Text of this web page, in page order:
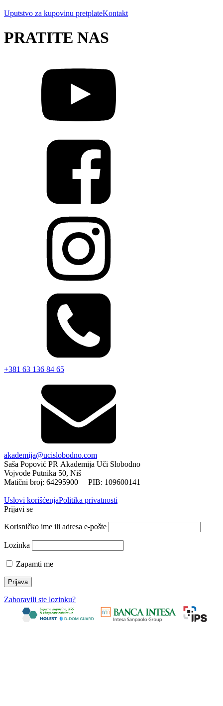
Uputstvo za kupovinu pretplateKontakt
PRATITE NAS
+381 63 136 84 65
akademija@ucislobodno.com
Saša Popović PR Akademija Uči Slobodno
Vojvode Putnika 50, Niš
Matični broj: 64295900 PIB: 109600141
Uslovi korišćenjaPolitika privatnosti
Prijavi se
Korisničko ime ili adresa e-pošte
Lozinka
Zapamti me
Zaboravili ste lozinku?